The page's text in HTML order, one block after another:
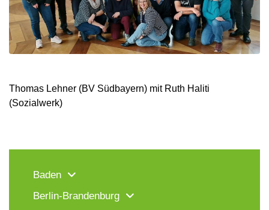
Thomas Lehner (BV Südbayern) mit Ruth Haliti
(Sozialwerk)
Baden
Berlin-Brandenburg